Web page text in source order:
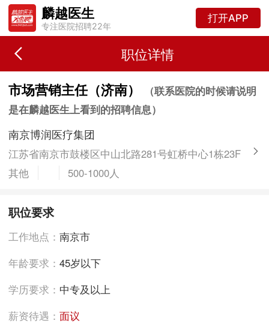
麟越医生
专注医院招聘22年
打开APP
职位详情
市场营销主任（济南）
（联系医院的时候请说明
是在麟越医生上看到的招聘信息）
南京博润医疗集团
江苏省南京市鼓楼区中山北路281号虹桥中心1栋23F
其他
500-1000人
职位要求
工作地点：南京市
年龄要求：45岁以下
学历要求： 中专及以上
薪资待遇：面议